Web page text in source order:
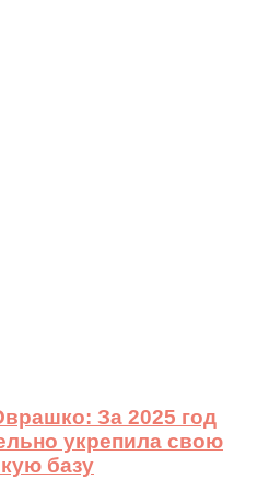
За 2025 год
укрепила свою
базу